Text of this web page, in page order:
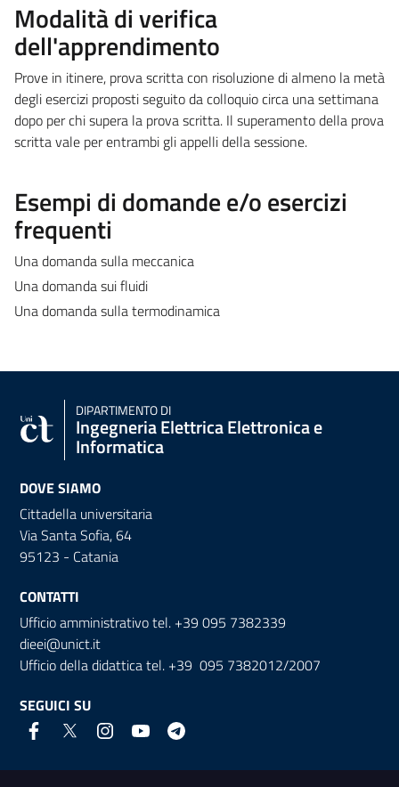
Modalità di verifica
dell'apprendimento
Prove in itinere, prova scritta con risoluzione di almeno la metà
degli esercizi proposti seguito da colloquio circa una settimana
dopo per chi supera la prova scritta. Il superamento della prova
scritta vale per entrambi gli appelli della sessione.
Esempi di domande e/o esercizi
frequenti
Una domanda sulla meccanica
Una domanda sui fluidi
Una domanda sulla termodinamica
DIPARTIMENTO DI
Ingegneria Elettrica Elettronica e
Informatica
DOVE SIAMO
Cittadella universitaria
Via Santa Sofia, 64
95123 - Catania
CONTATTI
Ufficio amministrativo tel. +39 095 7382339
dieei@unict.it
Ufficio della didattica tel. +39 095 7382012/2007
SEGUICI SU